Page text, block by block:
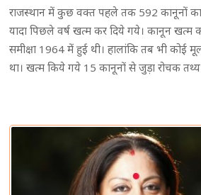
राजस्थान में कुछ वक्त पहले तक 592 कानूनों
यादा पिछले वर्ष खत्म कर दिये गये। कानून खत्म
समीक्षा 1964 में हुई थी। हालांकि तब भी कोई
था। खत्म किये गये 15 कानूनों से जुड़ा रोचक